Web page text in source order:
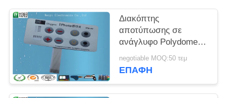
Διακόπτης
αποτύπωσης σε
ανάγλυφο Polydome
με την οδηγημένη
ζώνη επίδειξης, αφής
negotiable MOQ:50 τεμ
ΕΠΑΦΉ